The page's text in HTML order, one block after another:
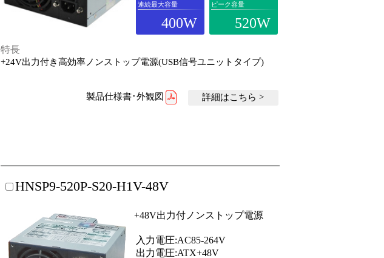
連続最大容量
400W
ピーク容量
520W
特長
+24V出力付き高効率ノンストップ電源(USB信号ユニットタイプ)
製品仕様書･外観図 詳細はこちら >
HNSP9-520P-S20-H1V-48V
+48V出力付ノンストップ電源
入力電圧:AC85-264V
出力電圧:ATX+48V